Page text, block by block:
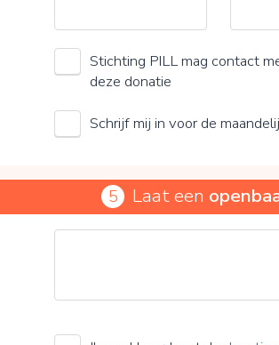
Stichting PILL mag contact
deze donatie
Schrijf mij in voor de
5 Laat een